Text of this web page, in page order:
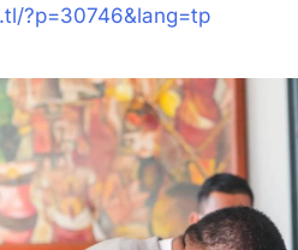
?p=30746&lang=tp